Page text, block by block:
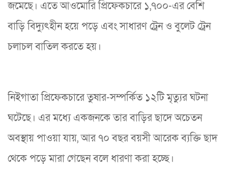
জমেছে। এতে আওমোরি প্রিফেকচারে ১,৭০০-এর বেশি
বাড়ি বিদ্যুৎহীন হয়ে পড়ে এবং সাধারণ ট্রেন ও বুলেট ট্রেন
চলাচল বাতিল করতে হয়।
নিইগাতা প্রিফেকচারে তুষার-সম্পর্কিত ১২টি মৃত্যুর ঘটনা
ঘটেছে। এর মধ্যে একজনকে তার বাড়ির ছাদে অচেতন
অবস্থায় পাওয়া যায়, আর ৭০ বছর বয়সী আরেক ব্যক্তি ছাদ
থেকে পড়ে মারা গেছেন বলে ধারণা করা হচ্ছে।